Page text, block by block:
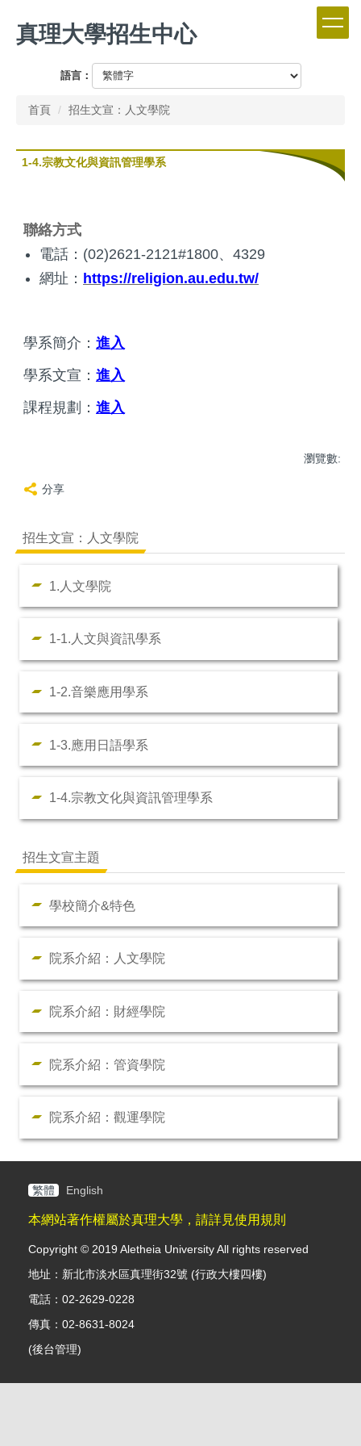
到
主真理大學招生中心
語言：
首頁 招生文宣：人文學院
1-4.宗教文化與資訊管理學系
聯絡方式
電話：(02)2621-2121#1800、4329
網址： https://religion.au.edu.tw/
學系簡介： 進入
學系文宣： 進入
課程規劃： 進入
瀏覽數:
分享
招生文宣：人文學院
1.人文學院
1-1.人文與資訊學系
1-2.音樂應用學系
1-3.應用日語學系
1-4.宗教文化與資訊管理學系
招生文宣主題
學校簡介&特色
院系介紹：人文學院
院系介紹：財經學院
院系介紹：管資學院
院系介紹：觀運學院
繁體 English
本網站著作權屬於真理大學，請詳見使用規則
Copyright © 2019 Aletheia University All rights reserved
地址：新北市淡水區真理街32號 (行政大樓四樓)
電話：02-2629-0228
傳真：02-8631-8024
(後台管理)